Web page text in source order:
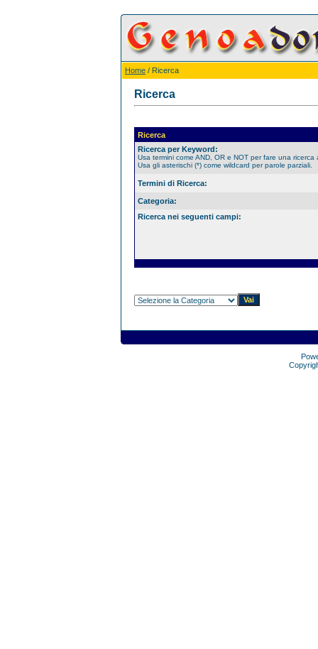
Home / Ricerca
Ricerca
Ricerca
Ricerca per Keyword:
Usa termini come AND, OR e NOT per fare una ricerca
Usa gli asterischi (*) come wildcard per parole parziali.
Termini di Ricerca:
Categoria:
Ricerca nei seguenti campi: